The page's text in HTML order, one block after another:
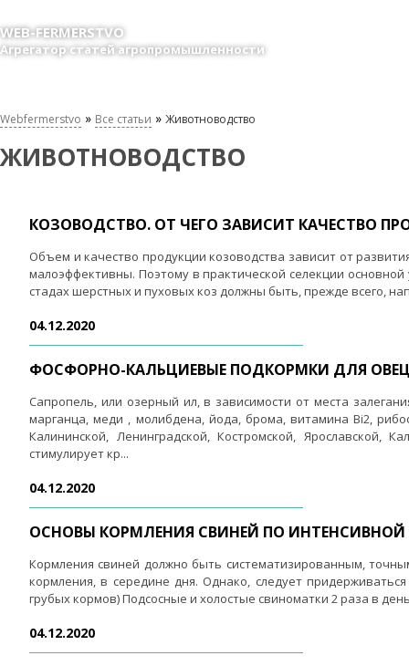
WEB-FERMERSTVO
Агрегатор статей агропромышленности
Webfermerstvo » Все статьи » Животноводство
ЖИВОТНОВОДСТВО
КОЗОВОДСТВО. ОТ ЧЕГО ЗАВИСИТ КАЧЕСТВО
Объем и качество продукции козоводства зависит от
малоэффективны. Поэтому в практической селекции
стадах шерстных и пуховых коз должны быть, прежде всего,
04.12.2020
ФОСФОРНО-КАЛЬЦИЕВЫЕ ПОДКОРМКИ ДЛЯ
Сапропель, или озерный ил, в зависимости от места
марганца, меди , молибдена, йода, брома, витамина Bi2,
Калининской, Ленинградской, Костромской, Ярославской,
стимулирует кр...
04.12.2020
ОСНОВЫ КОРМЛЕНИЯ СВИНЕЙ ПО ИНТЕНСИВНОЙ
Кормления свиней должно быть систематизированным,
кормления, в середине дня. Однако, следует
грубых кормов) Подсосные и холостые свиноматки 2 раза в
04.12.2020